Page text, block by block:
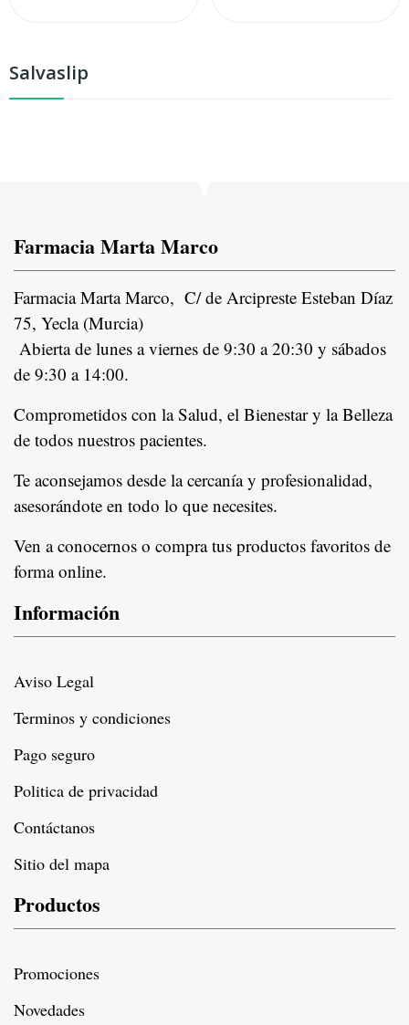
Salvaslip
Farmacia Marta Marco
Farmacia Marta Marco, C/ de Arcipreste Esteban Díaz
75, Yecla (Murcia)
Abierta de lunes a viernes de 9:30 a 20:30 y sábados
de 9:30 a 14:00.
Comprometidos con la Salud, el Bienestar y la Belleza
de todos nuestros pacientes.
Te aconsejamos desde la cercanía y profesionalidad,
asesorándote en todo lo que necesites.
Ven a conocernos o compra tus productos favoritos de
forma online.
Información
Aviso Legal
Terminos y condiciones
Pago seguro
Politica de privacidad
Contáctanos
Sitio del mapa
Productos
Promociones
Novedades